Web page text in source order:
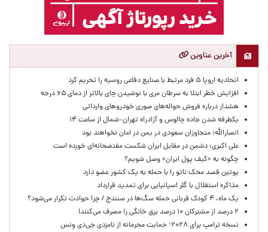
آخرین عناوین
اتحادیه اروپا ۵ فرد مرتبط با صنایع دفاعی روسیه را تحریم کرد
افزایش خطر ابتلا به سرطان مری با نوشیدن چای بالاتر از دمای ۶۵ درجه
هشدار درباره فروش حواله‌های صوری خودروهای وارداتی
یکطرفه شدن جاده چالوس و آزادراه تهران–شمال از ساعت ۱۴
انصارالله: متجاوزان سعودی در یمن در امان نخواهند بود
علی اکبری: دشمن در مقابل ایران شکست مفتضحانه‌ای خورده است
چگونه به «کیف پول ایران» وصل شویم؟
پوتین قصد محک ناتو را با حمله به یک کشور عضو دارد
مذاکره استقلال با گلر اسپانیایی برای تمدید قرارداد
یک ماه، ۴ کودک قربانی حمله سگ‌ها در سنندج / چرا حوادث تکرار می‌شود؟
۲ درصد از مشترکان ۱۰ درصد برق خانگی را مصرف می‌کنند!
نسخه ترامپ برای ۲۰۲۸؛ حمایت محرمانه از نامزدی جی‌دی ونس